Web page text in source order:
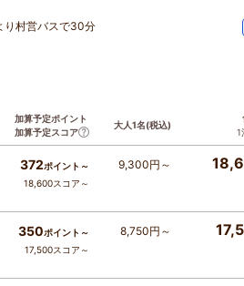
り村営バスで30分
加算予定ポイント
加算予定スコア
大人1名(税込)
1
372ポイント～
18,600スコア～
9,300円～
350ポイント～
17,500スコア～
8,750円～